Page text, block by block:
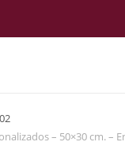
– 50×30 cm. –